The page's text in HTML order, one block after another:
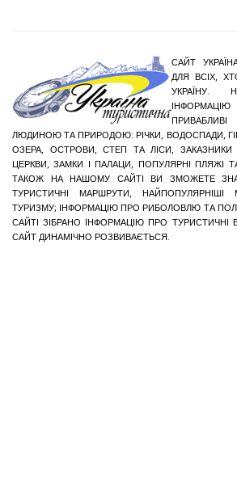
САЙТ
ДЛЯ ВСІХ,
УКРАЇНУ.
ЛЮДИНОЮ ТА ПРИРОДОЮ: РІЧКИ, ВОДОСПАДИ,
ОЗЕРА, ОСТРОВИ, СТЕП ТА ЛІСИ,
ЦЕРКВИ, ЗАМКИ І ПАЛАЦИ, ПОПУЛЯРНІ ПЛЯЖІ
ТАКОЖ НА НАШОМУ САЙТІ ВИ ЗМОЖЕТЕ
ТУРИСТИЧНІ МАРШРУТИ,
ТУРИЗМУ; ІНФОРМАЦІЮ ПРО РИБОЛОВЛЮ ТА
САЙТІ ЗІБРАНО ІНФОРМАЦІЮ ПРО ТУРИСТИЧНІ
САЙТ ДИНАМІЧНО РОЗВИВАЄТЬСЯ.